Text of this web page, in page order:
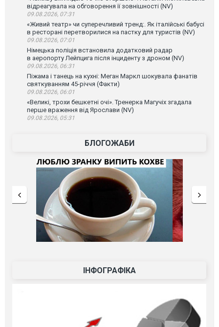
відреагувала на обговорення її зовнішності (NV)
09.08.2026, 07:31
«Живий театр» чи суперечливий тренд:. Як італійські бабусі
в ресторані перетворилися на пастку для туристів (NV)
09.08.2026, 07:01
Німецька поліція встановила додатковий радар
в аеропорту Лейпцига після інциденту з дроном (NV)
09.08.2026, 06:31
Піжама і танець на кухні: Меган Маркл шокувала фанатів
святкуванням 45-річчя (Факти)
09.08.2026, 06:01
«Великі, трохи бешкетні очі». Тренерка Магучіх згадала
перше враження від Ярослави (NV)
09.08.2026, 05:31
БЛОГОЖАБИ
ІНФОГРАФІКА